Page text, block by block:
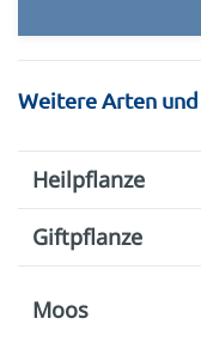
Weitere Arten
Heilpflanze
Giftpflanze
Moos